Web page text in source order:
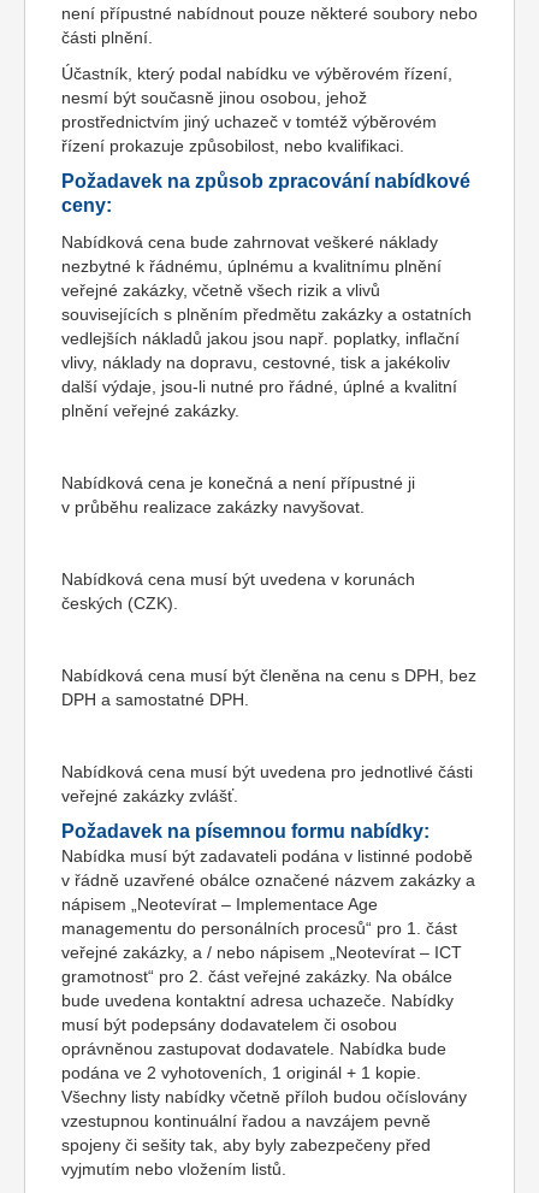
není přípustné nabídnout pouze některé soubory nebo
části plnění.
Účastník, který podal nabídku ve výběrovém řízení,
nesmí být současně jinou osobou, jehož
prostřednictvím jiný uchazeč v tomtéž výběrovém
řízení prokazuje způsobilost, nebo kvalifikaci.
Požadavek na způsob zpracování nabídkové
ceny:
Nabídková cena bude zahrnovat veškeré náklady
nezbytné k řádnému, úplnému a kvalitnímu plnění
veřejné zakázky, včetně všech rizik a vlivů
souvisejících s plněním předmětu zakázky a ostatních
vedlejších nákladů jakou jsou např. poplatky, inflační
vlivy, náklady na dopravu, cestovné, tisk a jakékoliv
další výdaje, jsou-li nutné pro řádné, úplné a kvalitní
plnění veřejné zakázky.
Nabídková cena je konečná a není přípustné ji
v průběhu realizace zakázky navyšovat.
Nabídková cena musí být uvedena v korunách
českých (CZK).
Nabídková cena musí být členěna na cenu s DPH, bez
DPH a samostatné DPH.
Nabídková cena musí být uvedena pro jednotlivé části
veřejné zakázky zvlášť.
Požadavek na písemnou formu nabídky:
Nabídka musí být zadavateli podána v listinné podobě
v řádně uzavřené obálce označené názvem zakázky a
nápisem „Neotevírat – Implementace Age
managementu do personálních procesů“ pro 1. část
veřejné zakázky, a / nebo nápisem „Neotevírat – ICT
gramotnost“ pro 2. část veřejné zakázky. Na obálce
bude uvedena kontaktní adresa uchazeče. Nabídky
musí být podepsány dodavatelem či osobou
oprávněnou zastupovat dodavatele. Nabídka bude
podána ve 2 vyhotoveních, 1 originál + 1 kopie.
Všechny listy nabídky včetně příloh budou očíslovány
vzestupnou kontinuální řadou a navzájem pevně
spojeny či sešity tak, aby byly zabezpečeny před
vyjmutím nebo vložením listů.